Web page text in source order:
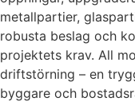
metallpartier,
robusta beslag och
projektets krav. All
driftstörning – en
byggare och